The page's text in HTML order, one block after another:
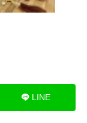
LINE